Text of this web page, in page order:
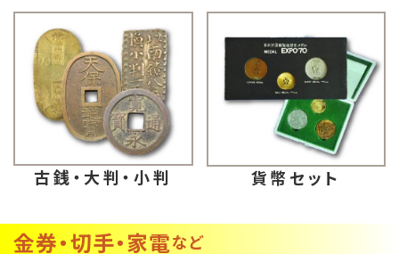
古銭・大判・小判 貨幣セット
金券・切手・家電など